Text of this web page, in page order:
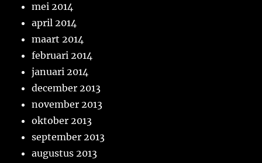
mei 2014
april 2014
maart 2014
februari 2014
januari 2014
december 2013
november 2013
oktober 2013
september 2013
augustus 2013